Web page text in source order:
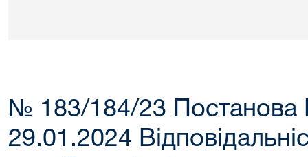
№ 183/184/23 Постанова
29.01.2024